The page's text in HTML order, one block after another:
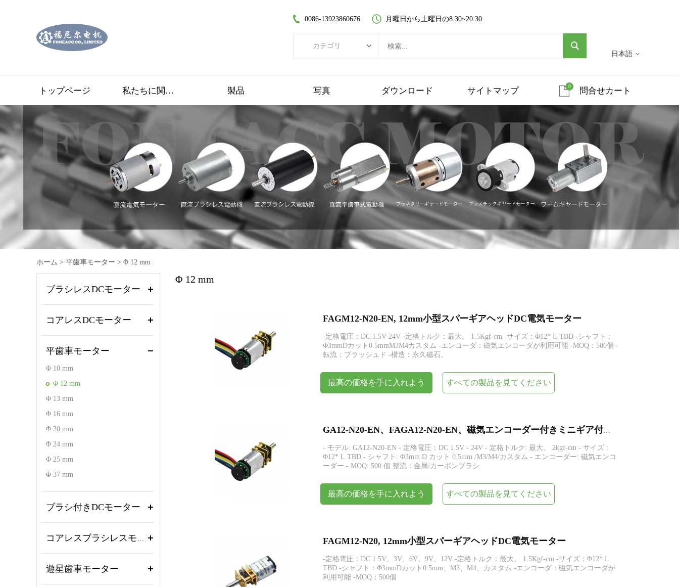
日本語
0086-13923860676 月曜日から土曜日の8:30~20:30
カテゴリ
平歯車モーター
コアレスブラシレスモーター
遊星歯車モーター
プラスチックギヤードモーター
ワームギヤードモーター
エンコーダー
トップページ 私たちに関しては 製品 写真 ダウンロード サイトマップ 問合せカート
0
ホーム > 平歯車モーター > Φ 12 mm
ブラシレスDCモーター
コアレスDCモーター
平歯車モーター
Φ 10 mm
Φ 12 mm
Φ 13 mm
Φ 16 mm
Φ 20 mm
Φ 24 mm
Φ 25 mm
Φ 37 mm
ブラシ付きDCモーター
遊星歯車モーター
Φ 12 mm
FAGM12-N20-EN, 12mm小型スパーギアヘッドDC電気モーター
-定格電圧：DC 1.5V-24V -定格トルク：最大。 1.5Kgf-cm -サイズ：Φ12* L TBD -シャフト：
Φ3mmDカット0.5mmM3M4カスタム -エンコーダ：磁気エンコーダが利用可能 -MOQ：500個 -
転流：ブラッシュド -構造：永久磁石。
最高の価格を手に入れよう すべての製品を見てください
GA12-N20-EN、FAGA12-N20-EN、磁気エンコーダー付きミニギア付き N20 DC 電気モーター
- モデル: GA12-N20-EN - 定格電圧：DC 1.5V - 24V - 定格トルク: 最大。 2kgf-cm - サイズ :
Φ12* L TBD - シャフト: Φ3mm D カット 0.5mm /M3/M4/カスタム - エンコーダー: 磁気エンコ
ーダー - MOQ: 500 個 整流：金属/カーボンブラシ
最高の価格を手に入れよう すべての製品を見てください
FAGM12-N20, 12mm小型スパーギアヘッドDC電気モーター
-定格電圧：DC 1.5V、3V、6V、9V、12V -定格トルク：最大。 1.5Kgf-cm -サイズ：Φ12* L
TBD -シャフト：Φ3mmDカット0.5mm、M3、M4、カスタム -エンコーダ：磁気エンコーダが
利用可能 -MOQ：500個